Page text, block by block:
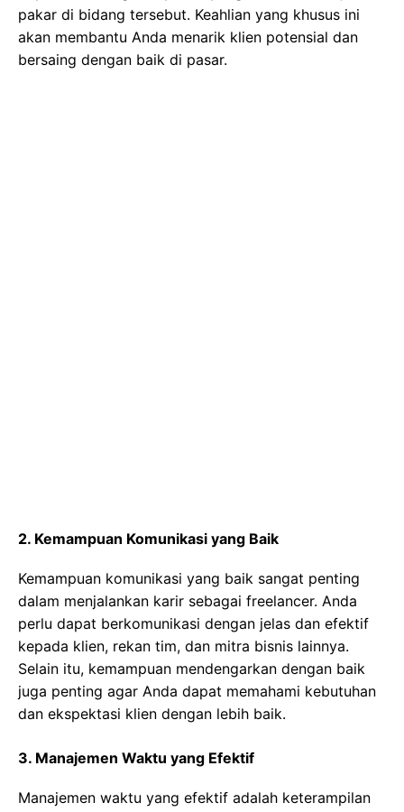
pakar di bidang tersebut. Keahlian yang khusus ini
akan membantu Anda menarik klien potensial dan
bersaing dengan baik di pasar.
2. Kemampuan Komunikasi yang Baik
Kemampuan komunikasi yang baik sangat penting
dalam menjalankan karir sebagai freelancer. Anda
perlu dapat berkomunikasi dengan jelas dan efektif
kepada klien, rekan tim, dan mitra bisnis lainnya.
Selain itu, kemampuan mendengarkan dengan baik
juga penting agar Anda dapat memahami kebutuhan
dan ekspektasi klien dengan lebih baik.
3. Manajemen Waktu yang Efektif
Manajemen waktu yang efektif adalah keterampilan